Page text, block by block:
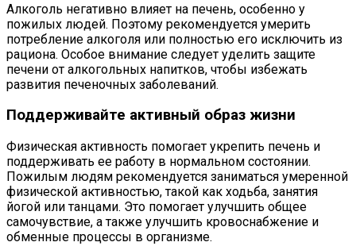
Алкоголь негативно влияет на печень, особенно у
пожилых людей. Поэтому рекомендуется умерить
потребление алкоголя или полностью его исключить из
рациона. Особое внимание следует уделить защите
печени от алкогольных напитков, чтобы избежать
развития печеночных заболеваний.
Поддерживайте активный образ жизни
Физическая активность помогает укрепить печень и
поддерживать ее работу в нормальном состоянии.
Пожилым людям рекомендуется заниматься умеренной
физической активностью, такой как ходьба, занятия
йогой или танцами. Это помогает улучшить общее
самочувствие, а также улучшить кровоснабжение и
обменные процессы в организме.